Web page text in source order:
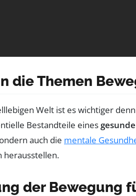
die Themen
Welt ist es wichtiger
Bestandteile eines
auch die mentale
herausstellen.
der Bewegung